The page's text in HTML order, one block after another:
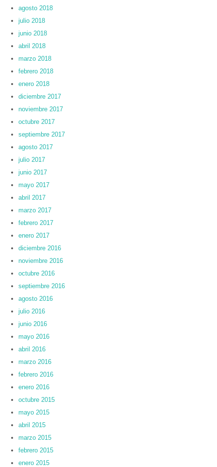
agosto 2018
julio 2018
junio 2018
abril 2018
marzo 2018
febrero 2018
enero 2018
diciembre 2017
noviembre 2017
octubre 2017
septiembre 2017
agosto 2017
julio 2017
junio 2017
mayo 2017
abril 2017
marzo 2017
febrero 2017
enero 2017
diciembre 2016
noviembre 2016
octubre 2016
septiembre 2016
agosto 2016
julio 2016
junio 2016
mayo 2016
abril 2016
marzo 2016
febrero 2016
enero 2016
octubre 2015
mayo 2015
abril 2015
marzo 2015
febrero 2015
enero 2015